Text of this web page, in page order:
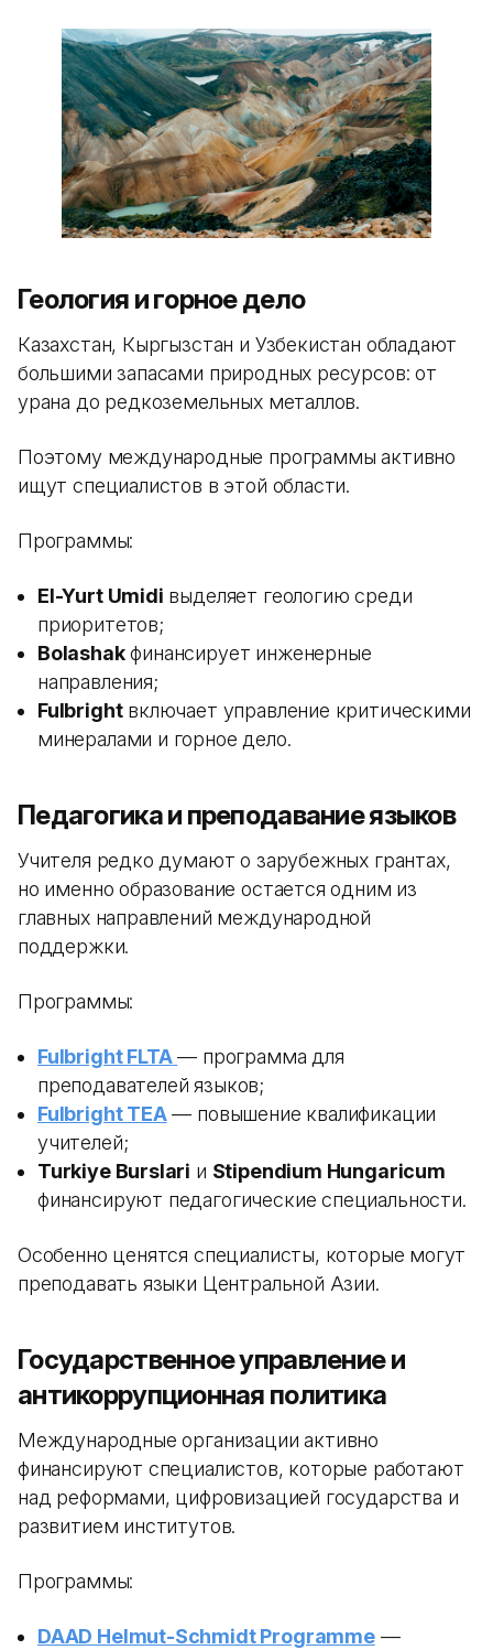
Геология и горное дело
Казахстан, Кыргызстан и Узбекистан обладают
большими запасами природных ресурсов: от
урана до редкоземельных металлов.
Поэтому международные программы активно
ищут специалистов в этой области.
Программы:
El-Yurt Umidi выделяет геологию среди
приоритетов;
Bolashakфинансирует инженерные
направления;
Fulbrightвключает управление критическими
минералами и горное дело.
Педагогика и преподавание языков
Учителя редко думают о зарубежных грантах,
но именно образование остается одним из
главных направлений международной
поддержки.
Программы:
Fulbright FLTA — программа для
преподавателей языков;
Fulbright TEA— повышение квалификации
учителей;
Turkiye Burslari и Stipendium Hungaricum
финансируют педагогические специальности.
Особенно ценятся специалисты, которые могут
преподавать языки Центральной Азии.
Государственное управление и
антикоррупционная политика
Международные организации активно
финансируют специалистов, которые работают
над реформами, цифровизацией государства и
развитием институтов.
Программы:
DAAD Helmut-Schmidt Programme—